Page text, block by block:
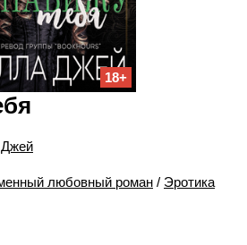
18+
любовный роман / Эротика